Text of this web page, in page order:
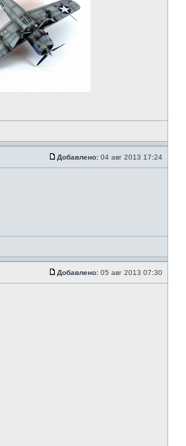
Добавлено: 04 авг 2013 17:24
Добавлено: 05 авг 2013 07:30